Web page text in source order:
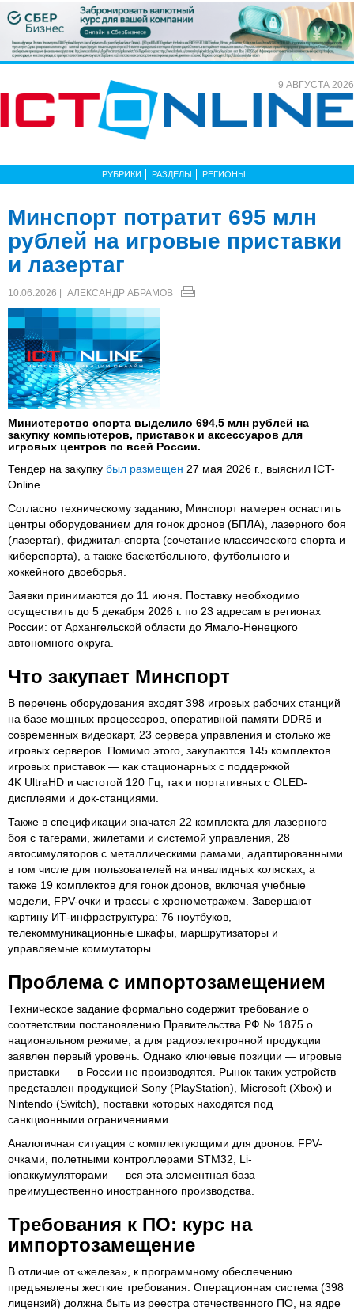
9 АВГУСТА 2026
РУБРИКИ РАЗДЕЛЫ РЕГИОНЫ
Минспорт потратит 695 млн
рублей на игровые приставки
и лазертаг
10.06.2026 | АЛЕКСАНДР АБРАМОВ
Министерство спорта выделило 694,5 млн рублей на
закупку компьютеров, приставок и аксессуаров для
игровых центров по всей России.
Тендер на закупку был размещен 27 мая 2026 г., выяснил ICT-
Online.
Согласно техническому заданию, Минспорт намерен оснастить
центры оборудованием для гонок дронов (БПЛА), лазерного боя
(лазертаг), фиджитал-спорта (сочетание классического спорта и
киберспорта), а также баскетбольного, футбольного и
хоккейного двоеборья.
Заявки принимаются до 11 июня. Поставку необходимо
осуществить до 5 декабря 2026 г. по 23 адресам в регионах
России: от Архангельской области до Ямало-Ненецкого
автономного округа.
Что закупает Минспорт
В перечень оборудования входят 398 игровых рабочих станций
на базе мощных процессоров, оперативной памяти DDR5 и
современных видеокарт, 23 сервера управления и столько же
игровых серверов. Помимо этого, закупаются 145 комплектов
игровых приставок — как стационарных с поддержкой
4K UltraHD и частотой 120 Гц, так и портативных с OLED-
дисплеями и док-станциями.
Также в спецификации значатся 22 комплекта для лазерного
боя с тагерами, жилетами и системой управления, 28
автосимуляторов с металлическими рамами, адаптированными
в том числе для пользователей на инвалидных колясках, а
также 19 комплектов для гонок дронов, включая учебные
модели, FPV-очки и трассы с хронометражем. Завершают
картину ИТ-инфраструктура: 76 ноутбуков,
телекоммуникационные шкафы, маршрутизаторы и
управляемые коммутаторы.
Проблема с импортозамещением
Техническое задание формально содержит требование о
соответствии постановлению Правительства РФ № 1875 о
национальном режиме, а для радиоэлектронной продукции
заявлен первый уровень. Однако ключевые позиции — игровые
приставки — в России не производятся. Рынок таких устройств
представлен продукцией Sony (PlayStation), Microsoft (Xbox) и
Nintendo (Switch), поставки которых находятся под
санкционными ограничениями.
Аналогичная ситуация с комплектующими для дронов: FPV-
очками, полетными контроллерами STM32, Li-
ionаккумуляторами — вся эта элементная база
преимущественно иностранного производства.
Требования к ПО: курс на
импортозамещение
В отличие от «железа», к программному обеспечению
предъявлены жесткие требования. Операционная система (398
лицензий) должна быть из реестра отечественного ПО, на ядре